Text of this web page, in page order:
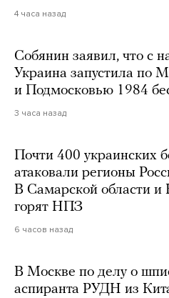
4 часа назад
Собянин заявил, что с
Украина запустила по
и Подмосковью 1984
3 часа назад
Почти 400 украинских
атаковали регионы
В Самарской области и
горят НПЗ
6 часов назад
В Москве по делу о
аспиранта РУДН из